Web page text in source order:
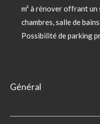
m² à rénover offrant un
chambres, salle de
Possibilité de parking
général